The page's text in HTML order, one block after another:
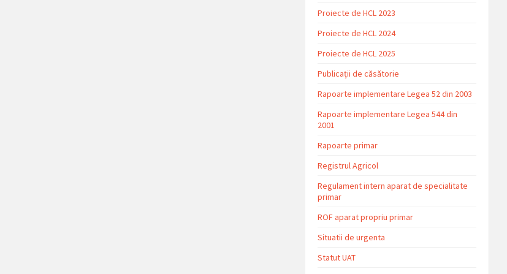
Proiecte de HCL 2023
Proiecte de HCL 2024
Proiecte de HCL 2025
Publicații de căsătorie
Rapoarte implementare Legea 52 din 2003
Rapoarte implementare Legea 544 din
2001
Rapoarte primar
Registrul Agricol
Regulament intern aparat de specialitate
primar
ROF aparat propriu primar
Situatii de urgenta
Statut UAT